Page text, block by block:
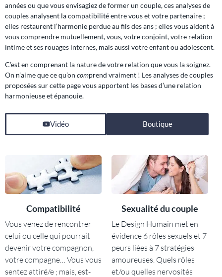
années ou que vous envisagiez de former un couple, ces analyses de
couples analysent la compatibilité entre vous et votre partenaire ;
elles restaurent l’harmonie perdue au fils des ans ; elles vous aident à
vous comprendre mutuellement, vous, votre conjoint, votre relation
intime et ses rouages internes, mais aussi votre enfant ou adolescent.
C’est en comprenant la nature de votre relation que vous la soignez.
On n’aime que ce qu’on comprend vraiment ! Les analyses de couples
proposées sur cette page vous apportent les bases d’une relation
harmonieuse et épanouie.
Vidéo Boutique
Compatibilité
Vous venez de rencontrer
celui ou celle qui pourrait
devenir votre compagnon,
votre compagne… Vous vous
sentez attiré/e ; mais, est-
Sexualité du couple
Le Design Humain met en
évidence 6 rôles sexuels et 7
peurs liées à 7 stratégies
amoureuses. Quels rôles
et/ou quelles nervosités